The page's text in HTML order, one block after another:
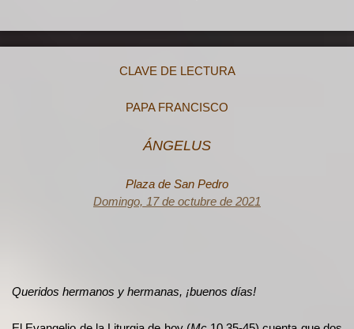
CLAVE DE LECTURA
PAPA FRANCISCO
ÁNGELUS
Plaza de San Pedro
Domingo, 17 de octubre de 2021
Queridos hermanos y hermanas, ¡buenos días!